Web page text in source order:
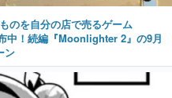
のを自分の店で売るゲーム
中！続編『Moonlighter 2』の9月
ン